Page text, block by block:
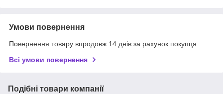
Умови повернення
Повернення товару впродовж 14 днів за рахунок покупця
Всі умови повернення
Подібні товари компанії